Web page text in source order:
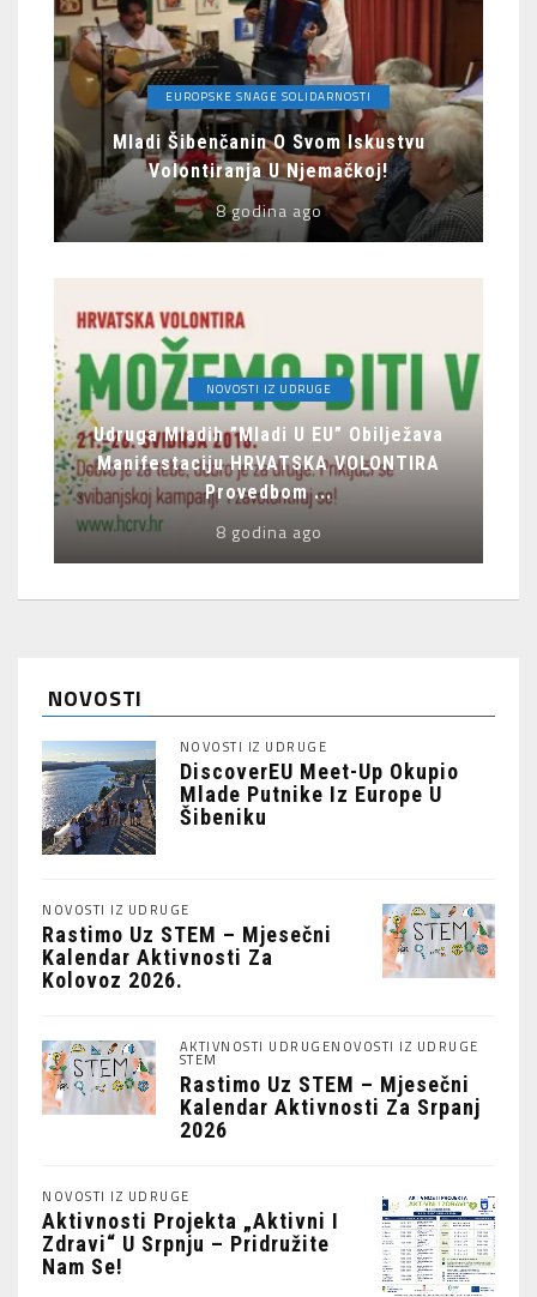
EUROPSKE SNAGE SOLIDARNOSTI
Mladi Šibenčanin O Svom Iskustvu
Volontiranja U Njemačkoj!
8 godina ago
NOVOSTI IZ UDRUGE
Udruga Mladih ”Mladi U EU” Obilježava
Manifestaciju HRVATSKA VOLONTIRA
Provedbom ...
8 godina ago
NOVOSTI
NOVOSTI IZ UDRUGE
DiscoverEU Meet-Up Okupio
Mlade Putnike Iz Europe U
Šibeniku
NOVOSTI IZ UDRUGE
Rastimo Uz STEM – Mjesečni
Kalendar Aktivnosti Za
Kolovoz 2026.
AKTIVNOSTI UDRUGENOVOSTI IZ UDRUGE
STEM
Rastimo Uz STEM – Mjesečni
Kalendar Aktivnosti Za Srpanj
2026
NOVOSTI IZ UDRUGE
Aktivnosti Projekta „Aktivni I
Zdravi“ U Srpnju – Pridružite
Nam Se!